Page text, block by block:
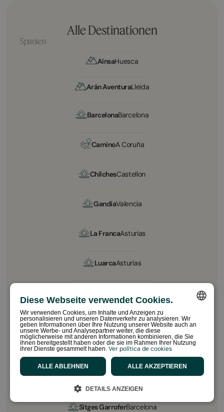
Alle Destinationen
Spanien
AínsaHuesca
Arán AventuraLleida
BarcelonaBarcelona
CaminoA Coruña
ChilchesCastellon
GandíaValencia
La FrancaAsturias
LuarcaAsturias
PalamósGerona
SabiñánigoHuesca
Sant SalvadorTarragona
Sitges GarroferBarcelona
SPANISH
ENGLISH
CATALAN
Diese Webseite verwendet Cookies.
Wir verwenden Cookies, um Inhalte und Anzeigen zu
personalisieren und unseren Datenverkehr zu analysieren. Wir
geben Informationen über Ihre Nutzung unserer Website auch an
unsere Werbe- und Analysepartner weiter, die diese
möglicherweise mit anderen Informationen kombinieren, die Sie
ihnen bereitgestellt haben oder die sie im Rahmen Ihrer Nutzung
ihrer Dienste gesammelt haben. Ver política de cookies
ALLE AKZEPTIEREN
ALLE ABLEHNEN
DETAILS ANZEIGEN